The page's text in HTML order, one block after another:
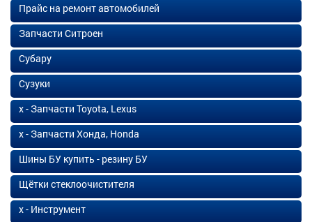
Прайс на ремонт автомобилей
Запчасти Ситроен
Субару
Сузуки
х - Запчасти Toyota, Lexus
х - Запчасти Хонда, Honda
Шины БУ купить - резину БУ
Щётки стеклоочистителя
х - Инструмент